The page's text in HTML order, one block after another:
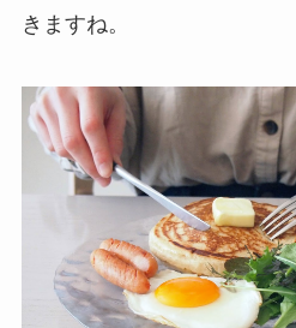
きますね。